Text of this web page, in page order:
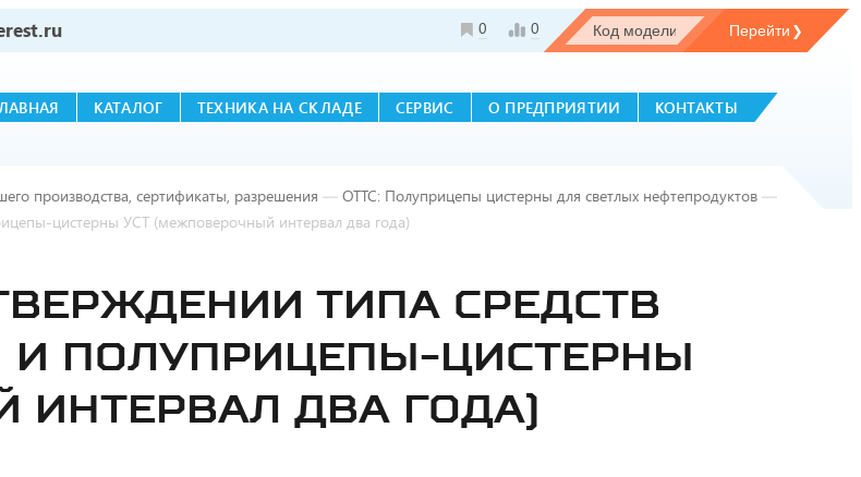
0 0
КАТАЛОГ ТЕХНИКА НА СКЛАДЕ СЕРВИС О ПРЕДПРИЯТИИ КОНТАКТЫ
производства, сертификаты, разрешения — ОТТС: Полуприцепы цистерны для светлых нефтепродуктов —
цистерны УСТ (межповерочный интервал два года)
ТИПА СРЕДСТВ
ПОЛУПРИЦЕПЫ-ЦИСТЕРНЫ
ИНТЕРВАЛ ДВА ГОДА)